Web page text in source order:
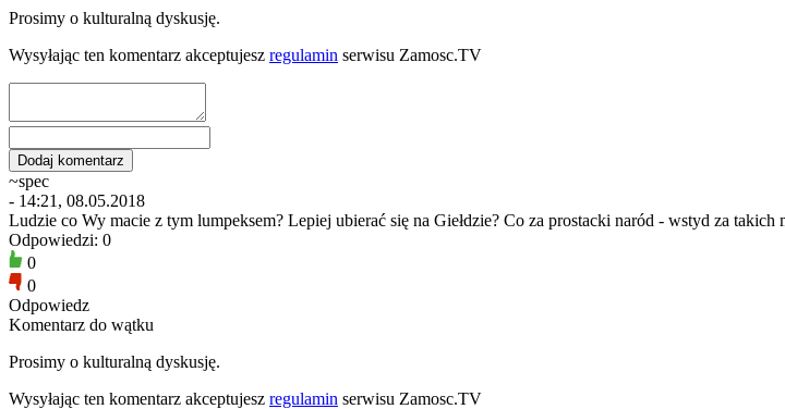
Prosimy o kulturalną dyskusję.
Wysyłając ten komentarz akceptujesz regulamin serwisu Zamosc.TV
~spec
- 14:21, 08.05.2018
Ludzie co Wy macie z tym lumpeksem? Lepiej ubierać się na Giełdzie? Co za prostacki naród - wstyd za takich
Odpowiedzi: 0
0
0
Odpowiedz
Komentarz do wątku
Prosimy o kulturalną dyskusję.
Wysyłając ten komentarz akceptujesz regulamin serwisu Zamosc.TV